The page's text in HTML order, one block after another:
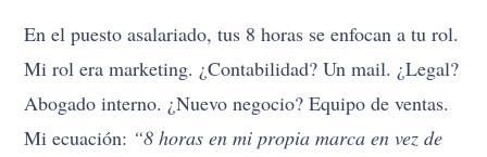
En el puesto asalariado, tus 8 horas se enfocan a tu rol.
Mi rol era marketing. ¿Contabilidad? Un mail. ¿Legal?
Abogado interno. ¿Nuevo negocio? Equipo de ventas.
Mi ecuación: “8 horas en mi propia marca en vez de